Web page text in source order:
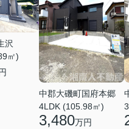
沢
㎡)
中郡大磯町国府本郷
4LDK (105.98㎡)
3,480万円